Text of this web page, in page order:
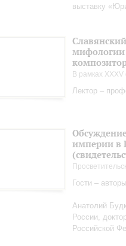
выставку
мифологии
В рамках
Лектор –
империи в
Гости –
Анатолий
России,
Российской